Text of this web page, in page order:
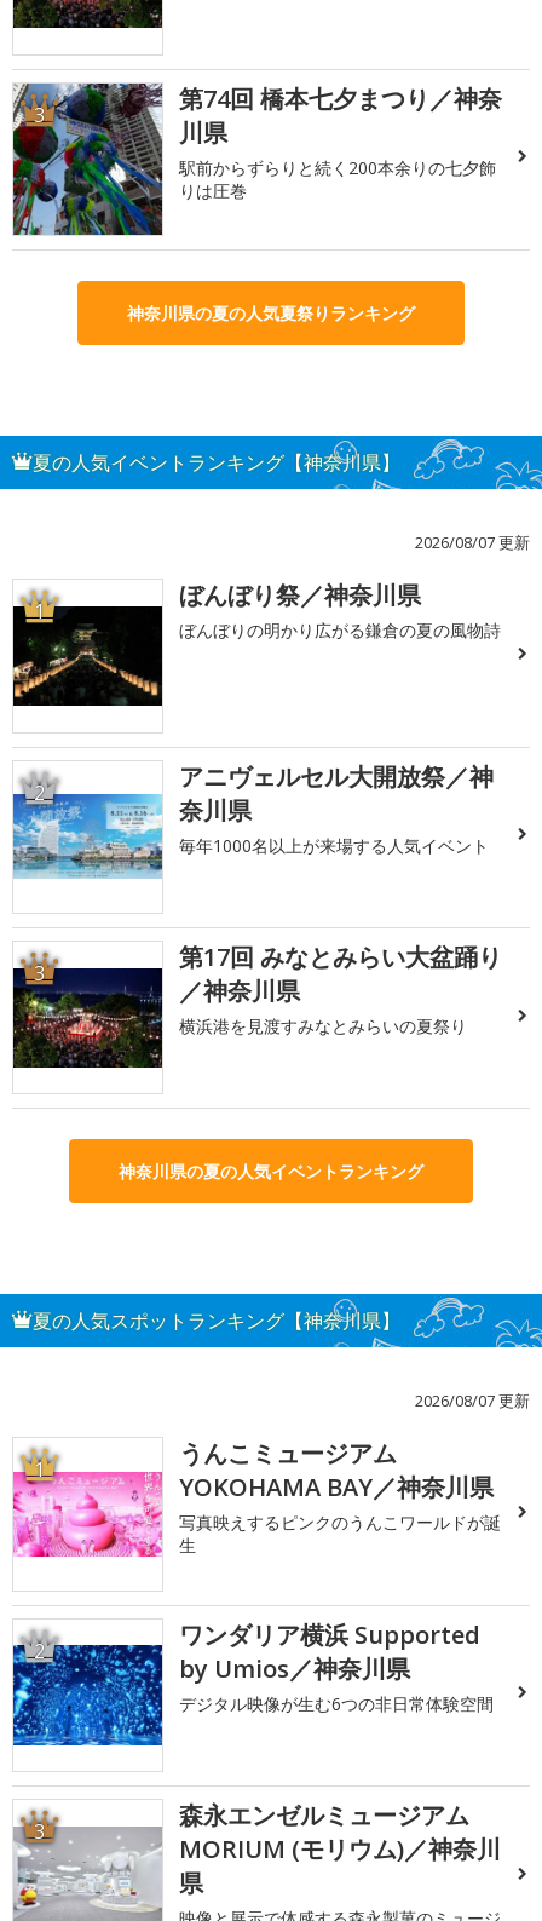
3
第74回 橋本七夕まつり／神奈
川県
駅前からずらりと続く200本余りの七夕飾
りは圧巻
神奈川県の夏の人気夏祭りランキング
夏の人気イベントランキング【神奈川県】
2026/08/07 更新
1 ぼんぼり祭／神奈川県
ぼんぼりの明かり広がる鎌倉の夏の風物詩
2
アニヴェルセル大開放祭／神
奈川県
毎年1000名以上が来場する人気イベント
3
第17回 みなとみらい大盆踊り
／神奈川県
横浜港を見渡すみなとみらいの夏祭り
神奈川県の夏の人気イベントランキング
夏の人気スポットランキング【神奈川県】
2026/08/07 更新
1
うんこミュージアム
YOKOHAMA BAY／神奈川県
写真映えするピンクのうんこワールドが誕
生
2
ワンダリア横浜 Supported
by Umios／神奈川県
デジタル映像が生む6つの非日常体験空間
3
森永エンゼルミュージアム
MORIUM (モリウム)／神奈川
県